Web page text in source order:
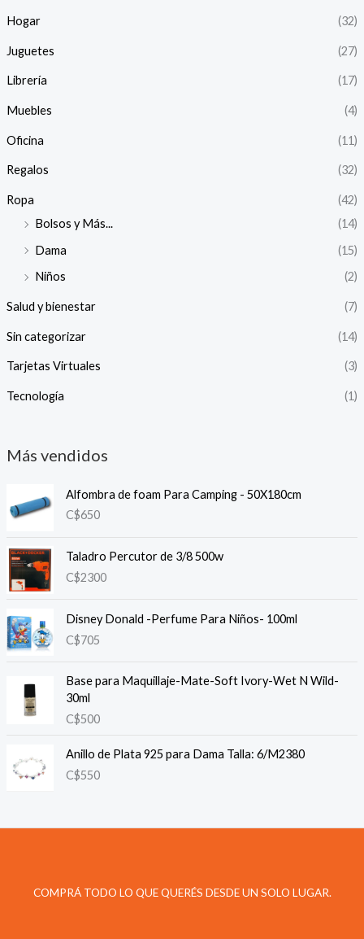
Hogar (32)
Juguetes (27)
Librería (17)
Muebles (4)
Oficina (11)
Regalos (32)
Ropa
(42)
Bolsos y Más...
(14)
Dama
(15)
Niños
(2)
Salud y bienestar (7)
Sin categorizar (14)
Tarjetas Virtuales (3)
Tecnología (1)
Más vendidos
Alfombra de foam Para Camping - 50X180cm
C$650
Taladro Percutor de 3/8 500w
C$2300
Disney Donald -Perfume Para Niños- 100ml
C$705
Base para Maquillaje-Mate-Soft Ivory-Wet N Wild-
30ml
C$500
Anillo de Plata 925 para Dama Talla: 6/M2380
C$550
COMPRÁ TODO LO QUE QUERÉS DESDE UN SOLO LUGAR.